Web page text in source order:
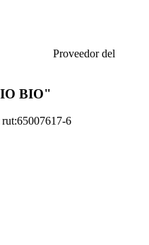
Proveedor del
BIO"
6